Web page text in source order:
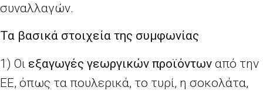
συναλλαγών.
Τα βασικά στοιχεία της συμφωνίας
1) Οι εξαγωγές γεωργικών προϊόντων από την
ΕΕ, όπως τα πουλερικά, το τυρί, η σοκολάτα,